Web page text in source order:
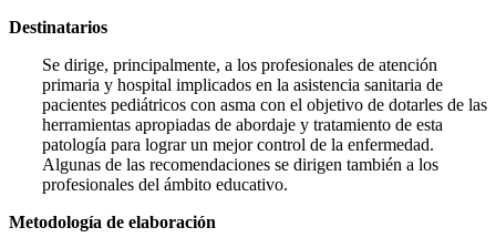
Destinatarios
Se dirige, principalmente, a los profesionales de atención
primaria y hospital implicados en la asistencia sanitaria de
pacientes pediátricos con asma con el objetivo de dotarles de las
herramientas apropiadas de abordaje y tratamiento de esta
patología para lograr un mejor control de la enfermedad.
Algunas de las recomendaciones se dirigen también a los
profesionales del ámbito educativo.
Metodología de elaboración